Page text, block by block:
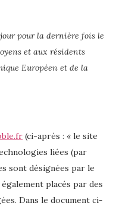
pour la dernière fois le
et aux résidents
Européen et de la
(ci-après : « le site
liées (par
sont désignées par le
placés par des
Dans le document ci-